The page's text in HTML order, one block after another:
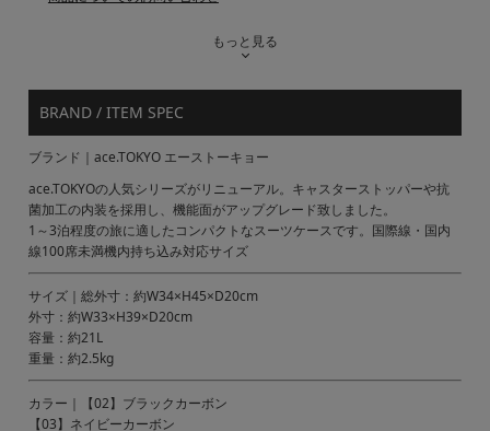
もっと見る
BRAND / ITEM SPEC
ブランド｜ace.TOKYO エーストーキョー
ace.TOKYOの人気シリーズがリニューアル。キャスターストッパーや抗
菌加工の内装を採用し、機能面がアップグレード致しました。
1～3泊程度の旅に適したコンパクトなスーツケースです。国際線・国内
線100席未満機内持ち込み対応サイズ
サイズ｜総外寸：約W34×H45×D20cm
外寸：約W33×H39×D20cm
容量：約21L
重量：約2.5kg
カラー｜【02】ブラックカーボン
【03】ネイビーカーボン